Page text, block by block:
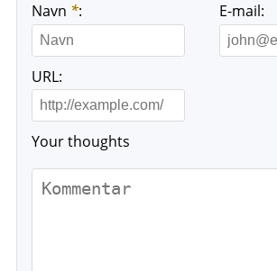
Navn *: E-mail:
URL:
Your thoughts